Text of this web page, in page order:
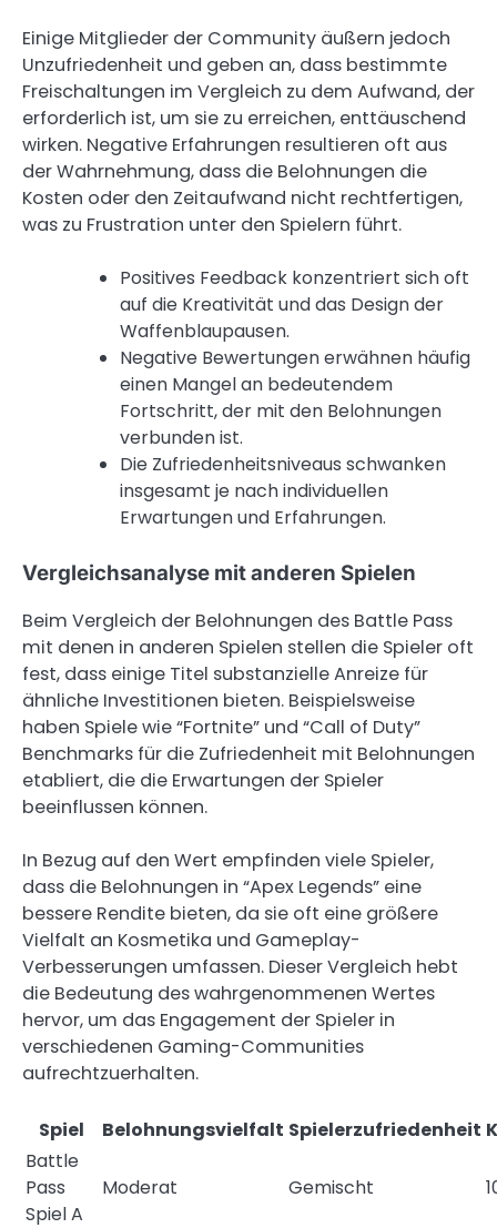
Einige Mitglieder der Community äußern jedoch
Unzufriedenheit und geben an, dass bestimmte
Freischaltungen im Vergleich zu dem Aufwand, der
erforderlich ist, um sie zu erreichen, enttäuschend
wirken. Negative Erfahrungen resultieren oft aus
der Wahrnehmung, dass die Belohnungen die
Kosten oder den Zeitaufwand nicht rechtfertigen,
was zu Frustration unter den Spielern führt.
Positives Feedback konzentriert sich oft
auf die Kreativität und das Design der
Waffenblaupausen.
Negative Bewertungen erwähnen häufig
einen Mangel an bedeutendem
Fortschritt, der mit den Belohnungen
verbunden ist.
Die Zufriedenheitsniveaus schwanken
insgesamt je nach individuellen
Erwartungen und Erfahrungen.
Vergleichsanalyse mit anderen Spielen
Beim Vergleich der Belohnungen des Battle Pass
mit denen in anderen Spielen stellen die Spieler oft
fest, dass einige Titel substanzielle Anreize für
ähnliche Investitionen bieten. Beispielsweise
haben Spiele wie “Fortnite” und “Call of Duty”
Benchmarks für die Zufriedenheit mit Belohnungen
etabliert, die die Erwartungen der Spieler
beeinflussen können.
In Bezug auf den Wert empfinden viele Spieler,
dass die Belohnungen in “Apex Legends” eine
bessere Rendite bieten, da sie oft eine größere
Vielfalt an Kosmetika und Gameplay-
Verbesserungen umfassen. Dieser Vergleich hebt
die Bedeutung des wahrgenommenen Wertes
hervor, um das Engagement der Spieler in
verschiedenen Gaming-Communities
aufrechtzuerhalten.
Spiel Belohnungsvielfalt Spielerzufriedenheit
Battle
Pass
Spiel A
Moderat Gemischt